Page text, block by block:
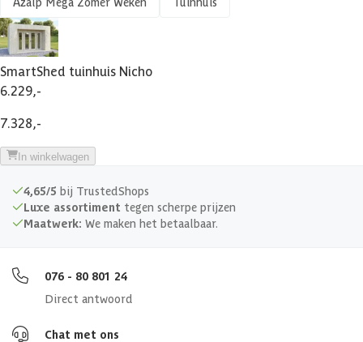
Meerdere maten beschikbaar
Veranda
Afmetingen deur
Isolatieglas
Soort dak
Breedte binnenmaat
SmartShed tuinhuis Nicho
6.229,-
7.328,-
In winkelwagen
4,65/5 bij TrustedShops
Luxe assortiment tegen scherpe prijzen
Maatwerk: We maken het betaalbaar.
076 - 80 801 24
Direct antwoord
Chat met ons